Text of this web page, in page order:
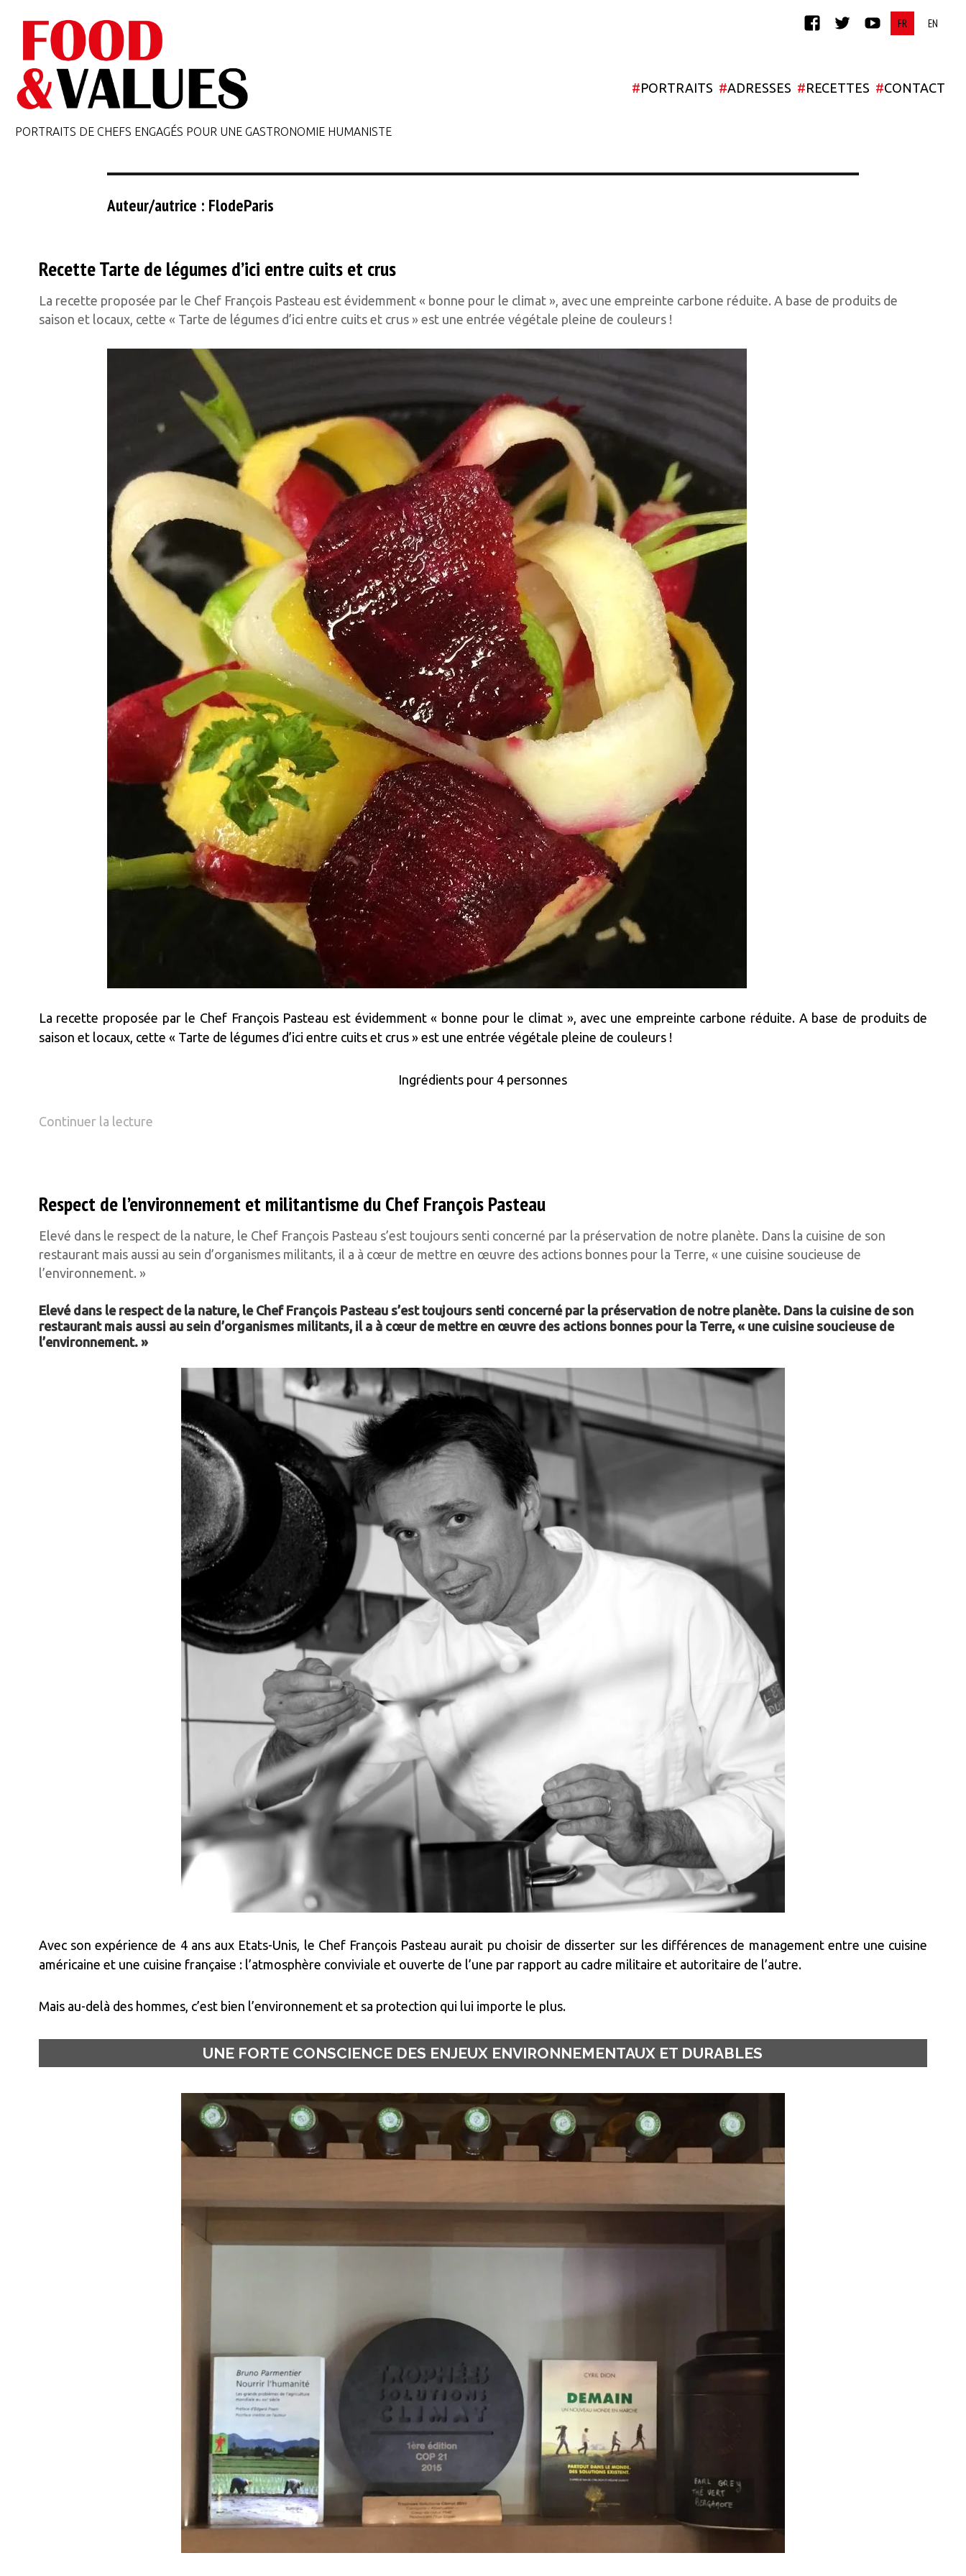
PORTRAITS DE CHEFS ENGAGÉS POUR UNE GASTRONOMIE HUMANISTE
FACEBOOKTWITTERYOUTUBE
#PORTRAITS #ADRESSES #RECETTES #CONTACT
Auteur/autrice : FlodeParis
Recette Tarte de légumes d’ici entre cuits et crus
La recette proposée par le Chef François Pasteau est évidemment « bonne pour le climat », avec une empreinte carbone réduite. A base de produits de
saison et locaux, cette « Tarte de légumes d’ici entre cuits et crus » est une entrée végétale pleine de couleurs !
La recette proposée par le Chef François Pasteau est évidemment « bonne pour le climat », avec une empreinte carbone réduite. A base de produits de
saison et locaux, cette « Tarte de légumes d’ici entre cuits et crus » est une entrée végétale pleine de couleurs !
Ingrédients pour 4 personnes
Continuer la lecturede « Recette Tarte de légumes d’ici entre cuits et crus »
Respect de l’environnement et militantisme du Chef François Pasteau
Elevé dans le respect de la nature, le Chef François Pasteau s’est toujours senti concerné par la préservation de notre planète. Dans la cuisine de son
restaurant mais aussi au sein d’organismes militants, il a à cœur de mettre en œuvre des actions bonnes pour la Terre, « une cuisine soucieuse de
l’environnement. »
Elevé dans le respect de la nature, le Chef François Pasteau s’est toujours senti concerné par la préservation de notre planète. Dans la cuisine de son
restaurant mais aussi au sein d’organismes militants, il a à cœur de mettre en œuvre des actions bonnes pour la Terre, « une cuisine soucieuse de
l’environnement. »
Avec son expérience de 4 ans aux Etats-Unis, le Chef François Pasteau aurait pu choisir de disserter sur les différences de management entre une cuisine
américaine et une cuisine française : l’atmosphère conviviale et ouverte de l’une par rapport au cadre militaire et autoritaire de l’autre.
Mais au-delà des hommes, c’est bien l’environnement et sa protection qui lui importe le plus.
UNE FORTE CONSCIENCE DES ENJEUX ENVIRONNEMENTAUX ET DURABLES